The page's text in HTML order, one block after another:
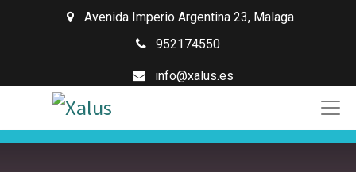
Avenida Imperio Argentina 23, Malaga
952174550
info@xalus.es